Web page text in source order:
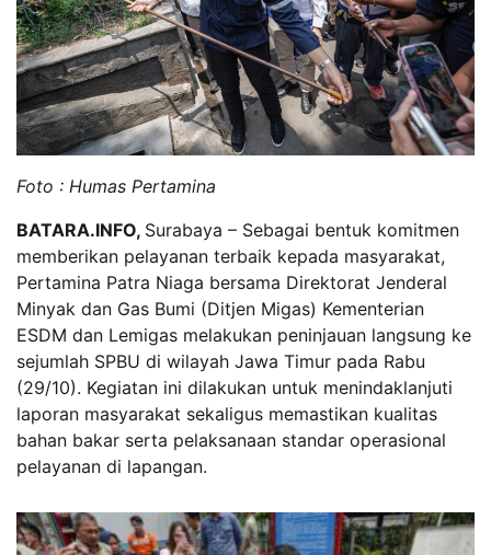
Foto : Humas Pertamina
BATARA.INFO, Surabaya – Sebagai bentuk komitmen
memberikan pelayanan terbaik kepada masyarakat,
Pertamina Patra Niaga bersama Direktorat Jenderal
Minyak dan Gas Bumi (Ditjen Migas) Kementerian
ESDM dan Lemigas melakukan peninjauan langsung ke
sejumlah SPBU di wilayah Jawa Timur pada Rabu
(29/10). Kegiatan ini dilakukan untuk menindaklanjuti
laporan masyarakat sekaligus memastikan kualitas
bahan bakar serta pelaksanaan standar operasional
pelayanan di lapangan.